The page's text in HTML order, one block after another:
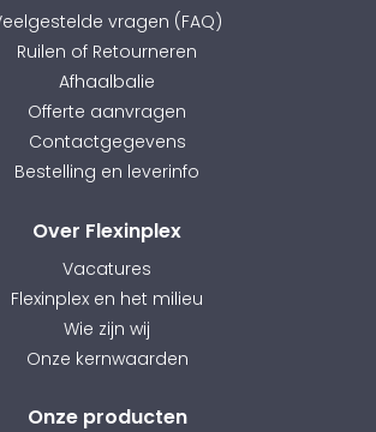
vragen (FAQ)
Ruilen of Retourneren
Afhaalbalie
Offerte aanvragen
Contactgegevens
Bestelling en leverinfo
Over Flexinplex
Vacatures
Flexinplex en het milieu
Wie zijn wij
Onze kernwaarden
Onze producten